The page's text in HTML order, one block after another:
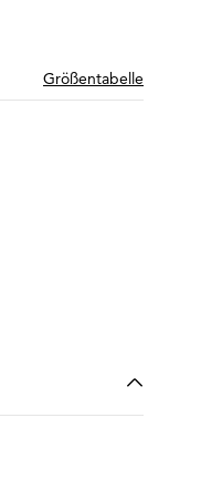
Größentabelle